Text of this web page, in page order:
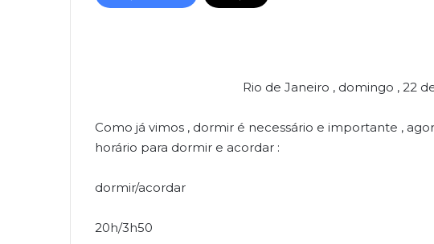
Rio de Janeiro , domingo , 22
Como já vimos , dormir é necessário e importante ,
horário para dormir e acordar :
dormir/acordar
20h/3h50